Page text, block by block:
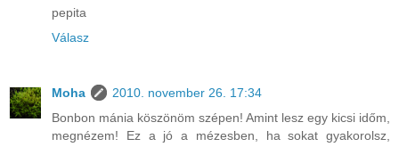
pepita
Válasz
Moha
2010. november 26. 17:34
Bonbon mánia köszönöm szépen! Amint lesz egy kicsi időm,
megnézem! Ez a jó a mézesben, ha sokat gyakorolsz,